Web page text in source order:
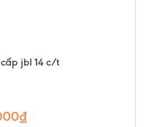
jbl 14 c/t